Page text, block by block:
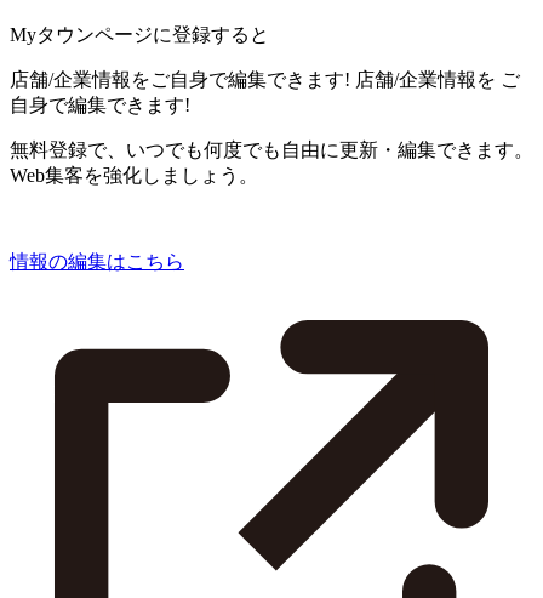
Myタウンページに登録すると
店舗/企業情報をご自身で編集できます! 店舗/企業情報を ご
自身で編集できます!
無料登録で、いつでも何度でも自由に更新・編集できます。
Web集客を強化しましょう。
情報の編集はこちら